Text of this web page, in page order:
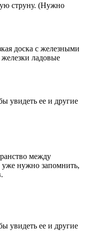
струну. (Нужно
доска с железными
ладовые
увидеть ее и другие
между
нужно запомнить,
увидеть ее и другие